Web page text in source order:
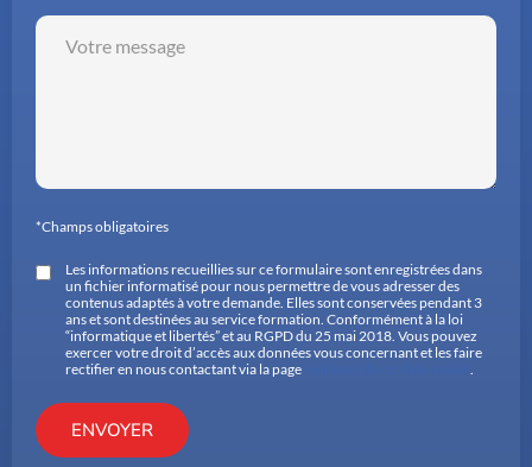
*Champs obligatoires
Les informations recueillies sur ce formulaire sont enregistrées dans
un fichier informatisé pour nous permettre de vous adresser des
contenus adaptés à votre demande. Elles sont conservées pendant 3
ans et sont destinées au service formation. Conformément à la loi
“informatique et libertés” et au RGPD du 25 mai 2018. Vous pouvez
exercer votre droit d’accès aux données vous concernant et les faire
rectifier en nous contactant via la page
.
ENVOYER